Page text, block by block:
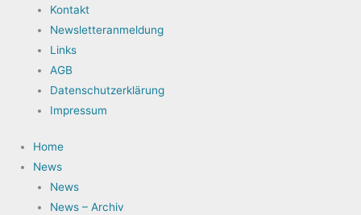
Kontakt
Newsletteranmeldung
Links
AGB
Datenschutzerklärung
Impressum
Home
News
News
News – Archiv